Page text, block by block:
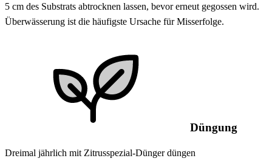
5 cm des Substrats abtrocknen lassen, bevor erneut gegossen wird.
Überwässerung ist die häufigste Ursache für Misserfolge.
Düngung
Dreimal jährlich mit Zitrusspezial-Dünger düngen